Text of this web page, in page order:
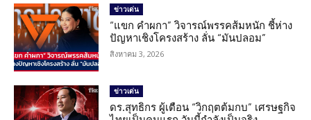
ข่าวเด่น
“แขก คำผกา” วิจารณ์พรรคส้มหนัก ชี้ห่าง
ปัญหาเชิงโครงสร้าง ลั่น “มันปลอม”
สิงหาคม 3, 2026
ข่าวเด่น
ดร.สุทธิกร ผู้เตือน “วิกฤตต้มกบ” เศรษฐกิจ